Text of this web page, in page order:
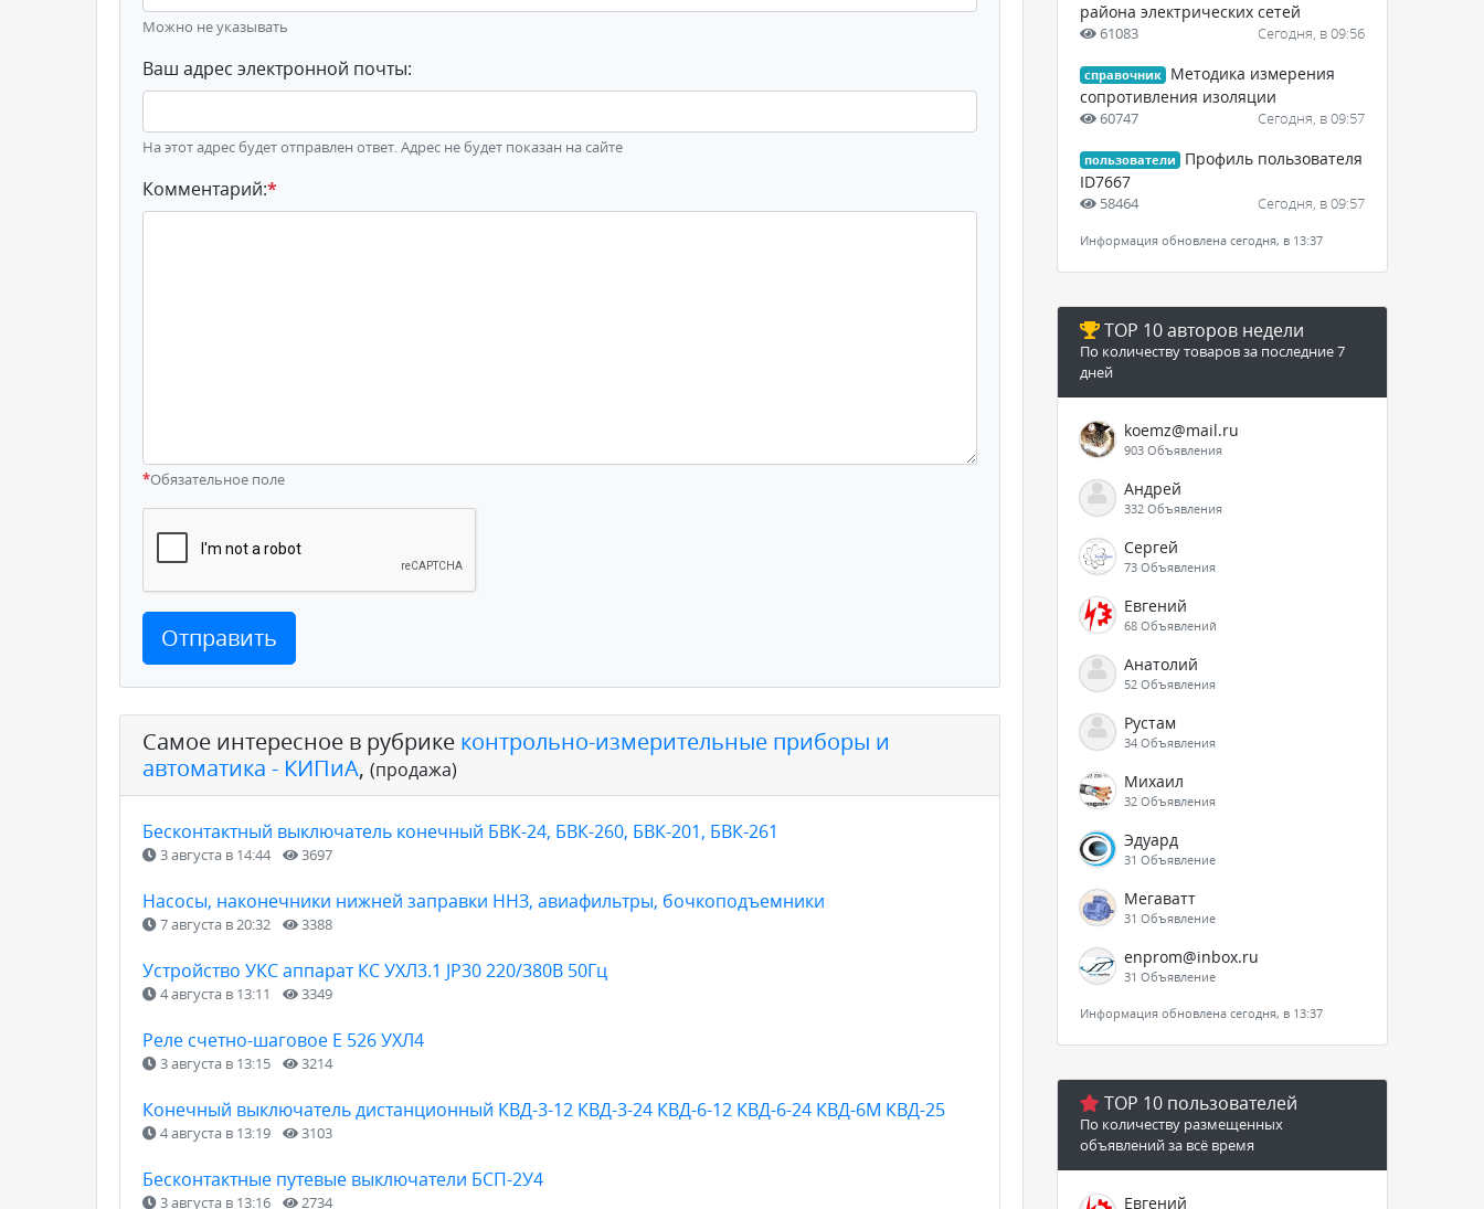
Можно не указывать
Ваш адрес электронной почты:
На этот адрес будет отправлен ответ. Адрес не будет показан на сайте
Комментарий:*
*Обязательное поле
Отправить
Самое интересное в рубрике контрольно-измерительные приборы и
автоматика - КИПиА, (продажа)
Бесконтактный выключатель конечный БВК-24, БВК-260, БВК-201, БВК-261
3 августа в 14:44 3697
Насосы, наконечники нижней заправки ННЗ, авиафильтры, бочкоподъемники
7 августа в 20:32 3388
Устройство УКС аппарат КС УХЛ3.1 JP30 220/380В 50Гц
4 августа в 13:11 3349
Реле счетно-шаговое Е 526 УХЛ4
3 августа в 13:15 3214
Конечный выключатель дистанционный КВД-3-12 КВД-3-24 КВД-6-12 КВД-6-24 КВД-6М КВД-25
4 августа в 13:19 3103
Бесконтактные путевые выключатели БСП-2У4
3 августа в 13:16 2734
района электрических сетей
61083 Сегодня, в 09:56
справочник
Методика измерения
сопротивления изоляции
60747 Сегодня, в 09:57
пользователи
Профиль пользователя
ID7667
58464 Сегодня, в 09:57
Информация обновлена сегодня, в 13:37
TOP 10 авторов недели
По количеству товаров за последние 7
дней
koemz@mail.ru
903 Объявления
Андрей
332 Объявления
Сергей
73 Объявления
Евгений
68 Объявлений
Анатолий
52 Объявления
Рустам
34 Объявления
Михаил
32 Объявления
Эдуард
31 Объявление
Мегаватт
31 Объявление
enprom@inbox.ru
31 Объявление
Информация обновлена сегодня, в 13:37
TOP 10 пользователей
По количеству размещенных
объявлений за всё время
Евгений